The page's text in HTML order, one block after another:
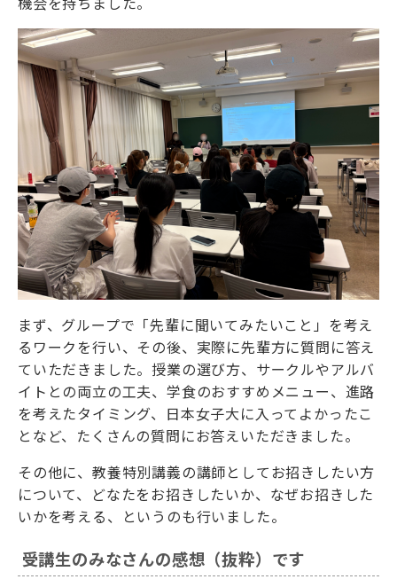
まず、グループで「先輩に聞いてみたいこと」を考え
るワークを行い、その後、実際に先輩方に質問に答え
ていただきました。授業の選び方、サークルやアルバ
イトとの両立の工夫、学食のおすすめメニュー、進路
を考えたタイミング、日本女子大に入ってよかったこ
となど、たくさんの質問にお答えいただきました。
その他に、教養特別講義の講師としてお招きしたい方
について、どなたをお招きしたいか、なぜお招きした
いかを考える、というのも行いました。
受講生のみなさんの感想（抜粋）です